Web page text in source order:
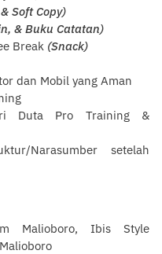
Soft Copy)
& Buku Catatan)
Break (Snack)
dan Mobil yang Aman
Duta Pro Training &
Narasumber setelah
Malioboro, Ibis Style